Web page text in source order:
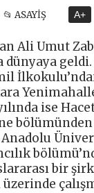
📂 ASAYİŞ A+
Ali Umut
dünyaya geldi.
ise
bir